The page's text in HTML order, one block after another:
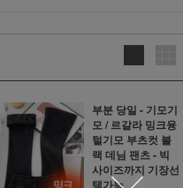
부분 당일 - 기모기
모 / 르갈라 밍크융
털기모 부츠컷 블
랙 데님 팬츠 - 빅
사이즈까지 기장선
택가능